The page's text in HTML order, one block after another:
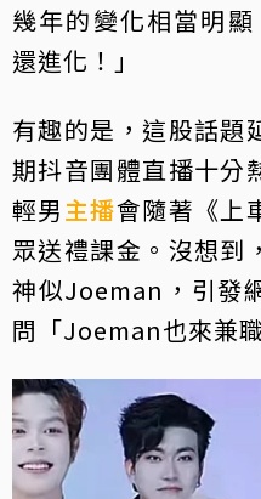
幾年的變化相當明
還進化！」
有趣的是，這股話題
期抖音團體直播十分
輕男 主播會隨著《上
眾送禮課金。沒想到
神似Joeman，引發
問「Joeman也來兼職